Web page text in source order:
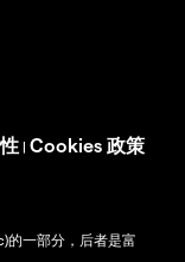
| Cookies 政策
的一部分，后者是富